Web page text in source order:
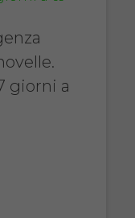
giorni a